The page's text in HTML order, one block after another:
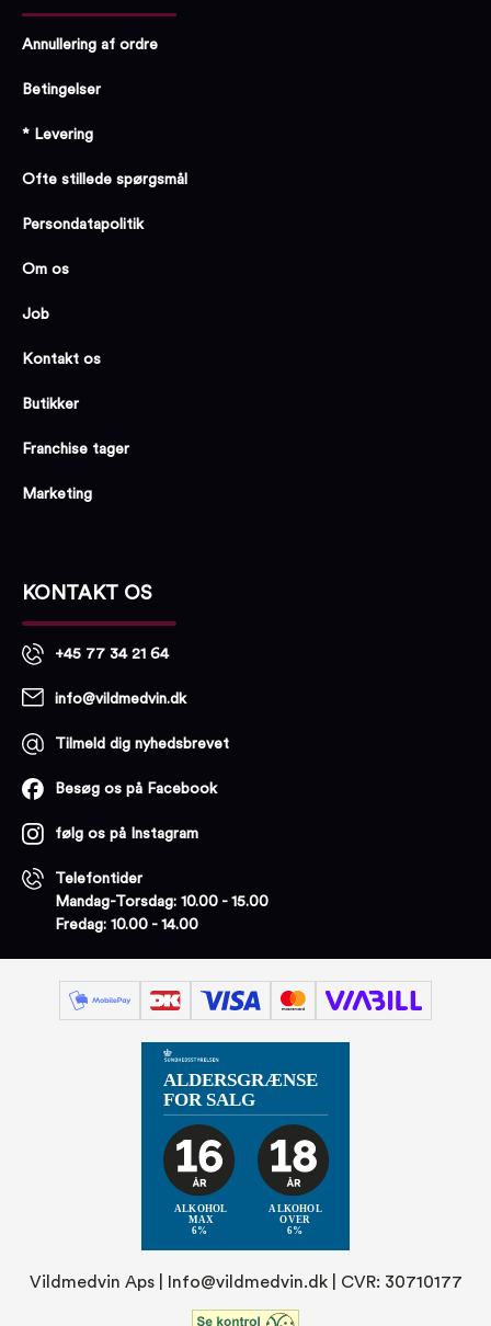
Annullering af ordre
Betingelser
* Levering
Ofte stillede spørgsmål
Persondatapolitik
Om os
Job
Kontakt os
Butikker
Franchise tager
Marketing
KONTAKT OS
+45 77 34 21 64
info@vildmedvin.dk
Tilmeld dig nyhedsbrevet
Besøg os på Facebook
følg os på Instagram
Telefontider
Mandag-Torsdag: 10.00 - 15.00
Fredag: 10.00 - 14.00
Vildmedvin Aps | Info@vildmedvin.dk| CVR: 30710177